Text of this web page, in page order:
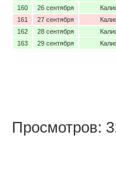
160
26 сентября
161
27 сентября
162
28 сентября
163
29 сентября
Просмотров: